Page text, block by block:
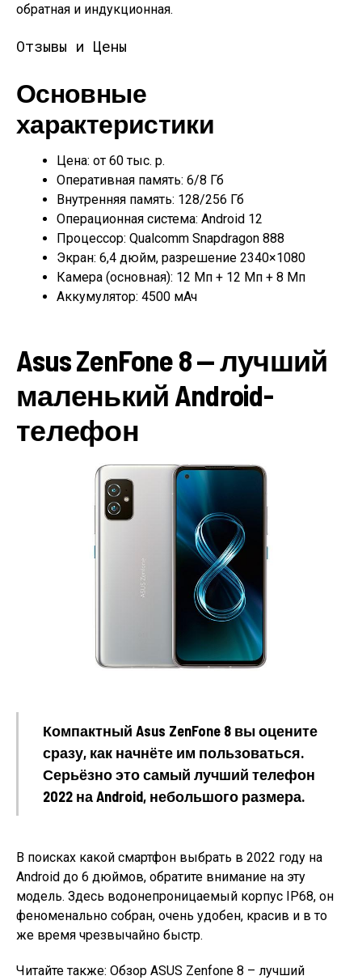
обратная и индукционная.
Отзывы и Цены
Основные
характеристики
Цена: от 60 тыс. р.
Оперативная память: 6/8 Гб
Внутренняя память: 128/256 Гб
Операционная система: Android 12
Процессор: Qualcomm Snapdragon 888
Экран: 6,4 дюйм, разрешение 2340×1080
Камера (основная): 12 Мп + 12 Мп + 8 Мп
Аккумулятор: 4500 мАч
Asus ZenFone 8 — лучший
маленький Android-
телефон
Компактный Asus ZenFone 8 вы оцените
сразу, как начнёте им пользоваться.
Серьёзно это самый лучший телефон
2022 на Android, небольшого размера.
В поисках какой смартфон выбрать в 2022 году на
Android до 6 дюймов, обратите внимание на эту
модель. Здесь водонепроницаемый корпус IP68, он
феноменально собран, очень удобен, красив и в то
же время чрезвычайно быстр.
Читайте также: Обзор ASUS Zenfone 8 – лучший